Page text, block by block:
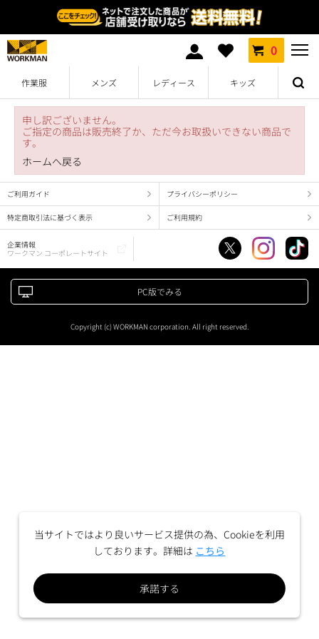
0
作業服 メンズ レディース キッズ
申し訳ございません。
ご指定の商品は販売終了か、ただ今お取扱いできない商品で
す。
ホームへ戻る
ご利用ガイド プライバシーポリシー
特定商取引法に基づく表示 ご利用規約
企業情報
ワークマン コーポレートサイト
PC版でみる
Copyright (c) WORKMAN corporation. All right reserved.
当サイトではより良いサービス提供の為、Cookieを利用
しております。詳細は こちら
承諾する